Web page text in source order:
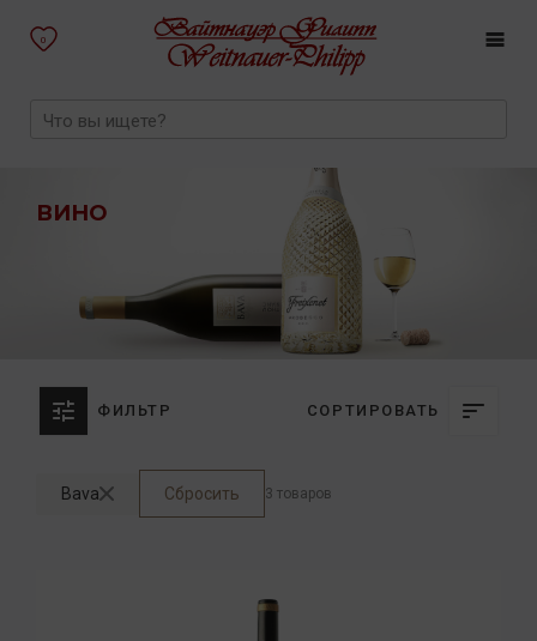
0
ВИНО
ФИЛЬТР СОРТИРОВАТЬ
Bava Сбросить 3 товаров